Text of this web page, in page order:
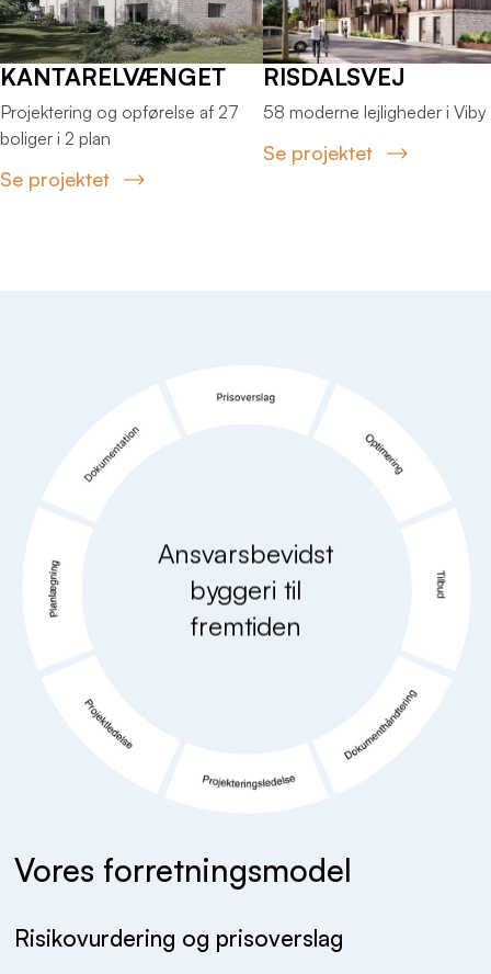
KANTARELVÆNGET
Projektering og opførelse af 27
boliger i 2 plan
Se projektet
RISDALSVEJ
58 moderne lejligheder i Viby
Se projektet
Ansvarsbevidst
byggeri til
fremtiden
Vores forretningsmodel
Risikovurdering og prisoverslag